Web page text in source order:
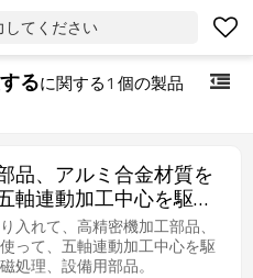
てください
るに関する1 個の製品
品、アルミ合金材質を
軸連動加工中心を駆使
磁処理、設備用部品。
入れて、高精密機加工部品、
って、五軸連動加工中心を駆
処理、設備用部品。